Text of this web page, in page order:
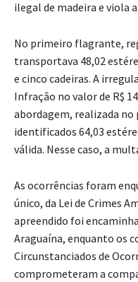
ilegal de madeira e viola
No primeiro flagrante,
transportava 48,02
e cinco cadeiras. A
Infração no valor de R$
abordagem, realizada
identificados 64,03
válida. Nesse caso, a
As ocorrências foram
único, da Lei de Crimes
apreendido foi
Araguaína, enquanto os
Circunstanciados de
comprometeram a